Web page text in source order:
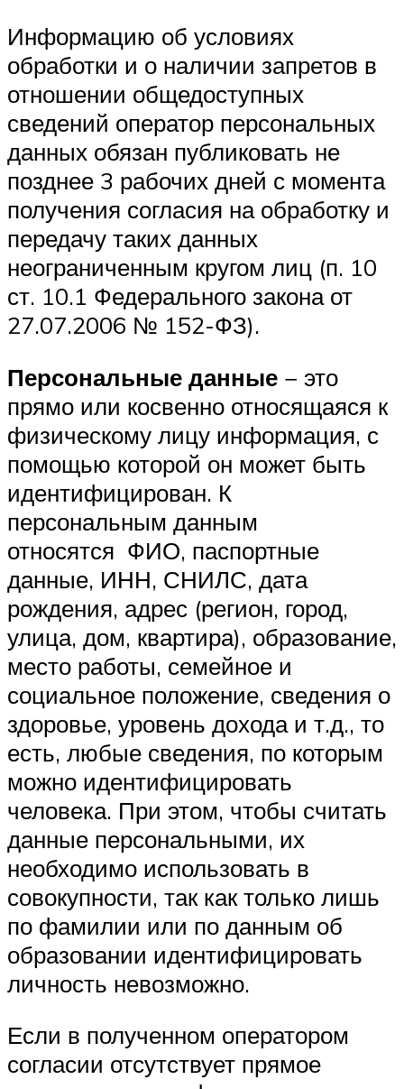
Информацию об условиях
обработки и о наличии запретов в
отношении общедоступных
сведений оператор персональных
данных обязан публиковать не
позднее 3 рабочих дней с момента
получения согласия на обработку и
передачу таких данных
неограниченным кругом лиц (п. 10
ст. 10.1 Федерального закона от
27.07.2006 № 152-ФЗ).
Персональные данные − это
прямо или косвенно относящаяся к
физическому лицу информация, с
помощью которой он может быть
идентифицирован. К
персональным данным
относятся ФИО, паспортные
данные, ИНН, СНИЛС, дата
рождения, адрес (регион, город,
улица, дом, квартира), образование,
место работы, семейное и
социальное положение, сведения о
здоровье, уровень дохода и т.д., то
есть, любые сведения, по которым
можно идентифицировать
человека. При этом, чтобы считать
данные персональными, их
необходимо использовать в
совокупности, так как только лишь
по фамилии или по данным об
образовании идентифицировать
личность невозможно.
Если в полученном оператором
согласии отсутствует прямое